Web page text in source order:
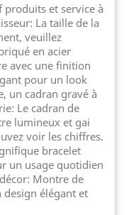
et service à
La taille de la
veuillez
en acier
avec une finition
pour un look
un cadran gravé à
Le cadran de
lumineux et gai
voir les chiffres.
bracelet
un usage quotidien
Montre de
design élégant et